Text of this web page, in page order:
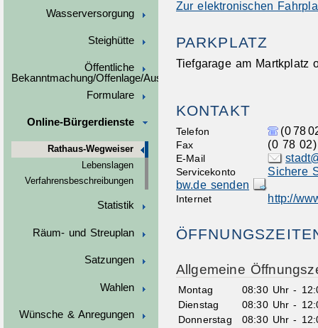
Wasserversorgung
Steighütte
Öffentliche
Bekanntmachung/Offenlage/Ausschreibungen
Formulare
Online-Bürgerdienste
Rathaus-Wegweiser
Lebenslagen
Verfahrensbeschreibungen
Statistik
Räum- und Streuplan
Satzungen
Wahlen
Wünsche & Anregungen
Zur elektronischen
PARKPLATZ
Tiefgarage am Martkplatz
KONTAKT
Telefon (078
Fax (0 78
E-Mail
Servicekonto
Sichere
bw.de senden
Internet http://
Allgemeine
Montag 08:30 Uhr -
Dienstag
08:30 Uhr -
Donnerstag
08:30 Uhr -